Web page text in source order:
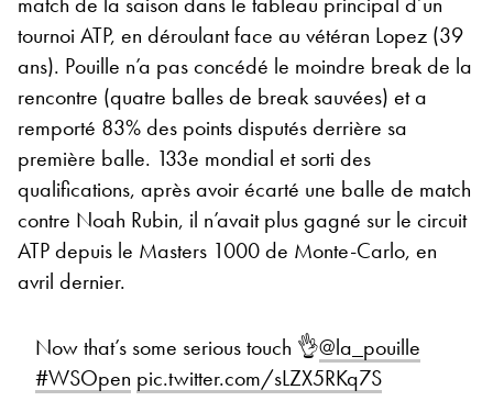
tournoi ATP, en déroulant face au vétéran Lopez (39
ans). Pouille n’a pas concédé le moindre break de la
rencontre (quatre balles de break sauvées) et a
remporté 83% des points disputés derrière sa
première balle. 133e mondial et sorti des
qualifications, après avoir écarté une balle de match
contre Noah Rubin, il n’avait plus gagné sur le circuit
ATP depuis le Masters 1000 de Monte-Carlo, en
avril dernier.
Now that’s some serious touch 👌@la_pouille
#WSOpen pic.twitter.com/sLZX5RKq7S